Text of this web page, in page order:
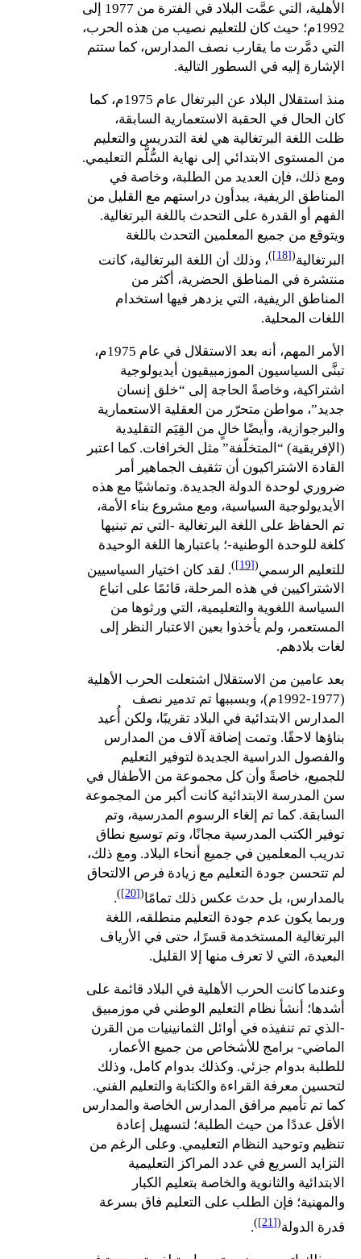
الأهلية، التي عمَّت البلاد في الفترة من 1977 إلى
1992م؛ حيث كان للتعليم نصيب من هذه الحرب،
التي دمَّرت ما يقارب نصف المدارس، كما ستتم
الإشارة إليه في السطور التالية.
منذ استقلال البلاد عن البرتغال عام 1975م، كما
كان الحال في الحقبة الاستعمارية السابقة،
ظلت اللغة البرتغالية هي لغة التدريس والتعليم
من المستوى الابتدائي إلى نهاية السُّلَّم التعليمي.
ومع ذلك، فإن العديد من الطلبة، وخاصة في
المناطق الريفية، يبدأون دراستهم مع القليل من
الفهم أو القدرة على التحدث باللغة البرتغالية.
ويتوقع من جميع المعلمين التحدث باللغة
البرتغالية(
[18]
)، وذلك أن اللغة البرتغالية، كانت
منتشرة في المناطق الحضرية، أكثر من
المناطق الريفية، التي يزدهر فيها استخدام
اللغات المحلية.
الأمر المهم، أنه بعد الاستقلال في عام 1975م،
تبنَّى السياسيون الموزمبيقيون أيديولوجية
اشتراكية، وخاصةً الحاجة إلى “خلق إنسان
جديد”، مواطن متحرّر من العقلية الاستعمارية
والبرجوازية، وأيضًا خالٍ من القِيَم التقليدية
(الإفريقية) “المتخلّفة” مثل الخرافات. كما اعتبر
القادة الاشتراكيون أن تثقيف الجماهير أمر
ضروري لوحدة الدولة الجديدة. وتماشيًا مع هذه
الأيديولوجية السياسية، ومع مشروع بناء الأمة،
تم الحفاظ على اللغة البرتغالية -التي تم تبنيها
كلغة للوحدة الوطنية-؛ باعتبارها اللغة الوحيدة
للتعليم الرسمي(
[19]
). لقد كان اختيار السياسيين
الاشتراكيين في هذه المرحلة، قائمًا على اتباع
السياسة اللغوية والتعليمية، التي ورثوها من
المستعمر، ولم يأخذوا بعين الاعتبار النظر إلى
لغات بلادهم.
بعد عامين من الاستقلال اشتعلت الحرب الأهلية
(1977-1992م)، وبسببها تم تدمير نصف
المدارس الابتدائية في البلاد تقريبًا، ولكن أُعيد
بناؤها لاحقًا. وتمت إضافة آلاف من المدارس
والفصول الدراسية الجديدة لتوفير التعليم
للجميع، خاصةً وأن كل مجموعة من الأطفال في
سن المدرسة الابتدائية كانت أكبر من المجموعة
السابقة. كما تم إلغاء الرسوم المدرسية، وتم
توفير الكتب المدرسية مجانًا، وتم توسيع نطاق
تدريب المعلمين في جميع أنحاء البلاد. ومع ذلك،
لم تتحسن جودة التعليم مع زيادة فرص الالتحاق
بالمدارس، بل حدث عكس ذلك تمامًا(
[20]
)
.
وربما يكون عدم جودة التعليم منطلقه، اللغة
البرتغالية المستخدمة قسرًا، حتى في الأرياف
البعيدة، التي لا تعرف منها إلا القليل.
وعندما كانت الحرب الأهلية في البلاد قائمة على
أشدها؛ أنشأ نظام التعليم الوطني في موزمبيق
-الذي تم تنفيذه في أوائل الثمانينيات من القرن
الماضي- برامج للأشخاص من جميع الأعمار،
للطلبة بدوام جزئي. وكذلك بدوام كامل، وذلك
لتحسين معرفة القراءة والكتابة والتعليم الفني.
كما تم تأميم مرافق المدارس الخاصة والمدارس
الأقل عددًا من حيث الطلبة؛ لتسهيل إعادة
تنظيم وتوحيد النظام التعليمي. وعلى الرغم من
التزايد السريع في عدد المراكز التعليمية
الابتدائية والثانوية والخاصة بتعليم الكبار
والمهنية؛ فإن الطلب على التعليم فاق بسرعة
قدرة الدولة(
[21]
)
.